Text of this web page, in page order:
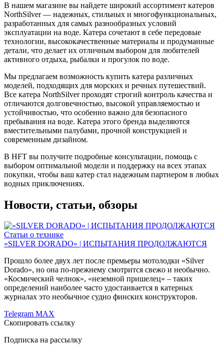
В нашем магазине вы найдете широкий ассортимент катеров
NorthSilver — надежных, стильных и многофункциональных,
разработанных для самых разнообразных условий
эксплуатации на воде. Катера сочетают в себе передовые
технологии, высококачественные материалы и продуманные
детали, что делает их отличным выбором для любителей
активного отдыха, рыбалки и прогулок по воде.
Мы предлагаем возможность купить катера различных
моделей, подходящих для морских и речных путешествий.
Все катера NorthSilver проходят строгий контроль качества и
отличаются долговечностью, высокой управляемостью и
устойчивостью, что особенно важно для безопасного
пребывания на воде. Катера этого бренда выделяются
вместительными палубами, прочной конструкцией и
современным дизайном.
В HFT вы получите подробные консультации, помощь с
выбором оптимальной модели и поддержку на всех этапах
покупки, чтобы ваш катер стал надежным партнером в любых
водных приключениях.
Новости, статьи, обзоры
Статьи о технике
«SILVER DORADO» | ИСПЫТАНИЯ ПРОДОЛЖАЮТСЯ
Прошло более двух лет после премьеры мотолодки «Silver
Dorado», но она по-прежнему смотрится свежо и необычно.
«Космический челнок», «неземной пришелец» – таких
определений наиболее часто удостаивается в катерных
журналах это необычное судно финских конструкторов.
Telegram MAX
Скопировать ссылку
Подписка на рассылку